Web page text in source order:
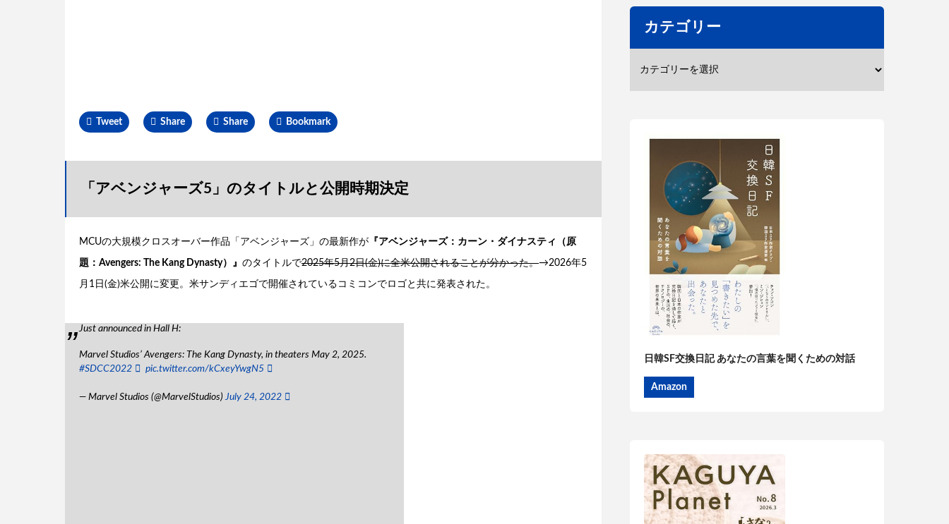
Tweet Share Share Bookmark
「アベンジャーズ5」のタイトルと公開時期決定
MCUの大規模クロスオーバー作品「アベンジャーズ」の最新作が 『アベンジャーズ：カーン・ダイナスティ（原
題：Avengers: The Kang Dynasty）』 のタイトルで2025年5月2日(金)に全米公開されることが分かった。→2026年5
月1日(金)米公開に変更。米サンディエゴで開催されているコミコンでロゴと共に発表された。
Just announced in Hall H:
Marvel Studios’ Avengers: The Kang Dynasty, in theaters May 2, 2025.
#SDCC2022
pic.twitter.com/kCxeyYwgN5
— Marvel Studios (@MarvelStudios)July 24, 2022
カテゴリー
日韓SF交換日記 あなたの言葉を聞くための対話
Amazon